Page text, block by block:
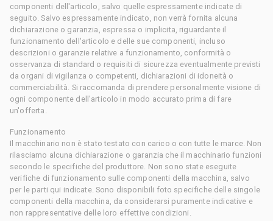
componenti dell'articolo, salvo quelle espressamente indicate di
seguito. Salvo espressamente indicato, non verrà fornita alcuna
dichiarazione o garanzia, espressa o implicita, riguardante il
funzionamento dell'articolo e delle sue componenti, incluso
descrizioni o garanzie relative a funzionamento, conformità o
osservanza di standard o requisiti di sicurezza eventualmente previsti
da organi di vigilanza o competenti, dichiarazioni di idoneità o
commerciabilità. Si raccomanda di prendere personalmente visione di
ogni componente dell'articolo in modo accurato prima di fare
un'offerta.
Funzionamento
Il macchinario non è stato testato con carico o con tutte le marce. Non
rilasciamo alcuna dichiarazione o garanzia che il macchinario funzioni
secondo le specifiche del produttore. Non sono state eseguite
verifiche di funzionamento sulle componenti della macchina, salvo
per le parti qui indicate. Sono disponibili foto specifiche delle singole
componenti della macchina, da considerarsi puramente indicative e
non rappresentative delle loro effettive condizioni.